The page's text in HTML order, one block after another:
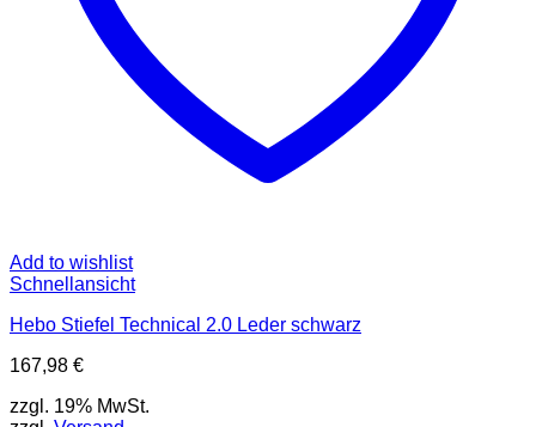
Add to wishlist
Schnellansicht
Hebo Stiefel Technical 2.0 Leder schwarz
167,98 €
zzgl. 19% MwSt.